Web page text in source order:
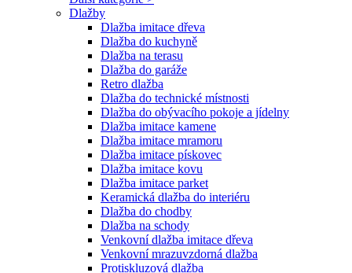
Dlažby
Dlažba imitace dřeva
Dlažba do kuchyně
Dlažba na terasu
Dlažba do garáže
Retro dlažba
Dlažba do technické místnosti
Dlažba do obývacího pokoje a jídelny
Dlažba imitace kamene
Dlažba imitace mramoru
Dlažba imitace pískovec
Dlažba imitace kovu
Dlažba imitace parket
Keramická dlažba do interiéru
Dlažba do chodby
Dlažba na schody
Venkovní dlažba imitace dřeva
Venkovní mrazuvzdorná dlažba
Protiskluzová dlažba